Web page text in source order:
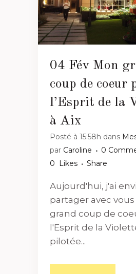
04 Fév Mon
coup de coeur
l’Esprit de la
à Aix
Posté à 15:58h dans
par Caroline
0
0
Likes Share
Aujourd'hui, j'ai
partager avec
grand coup de
l'Esprit de la
pilotée...